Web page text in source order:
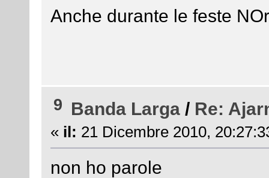
Anche durante le feste
9 Banda Larga / Re:
« il: 21 Dicembre 2010,
non ho parole